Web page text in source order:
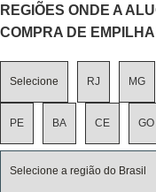
REGIÕES ONDE A
COMPRA DE
Selecione RJ MG
PE BA CE
Selecione a região do Brasil